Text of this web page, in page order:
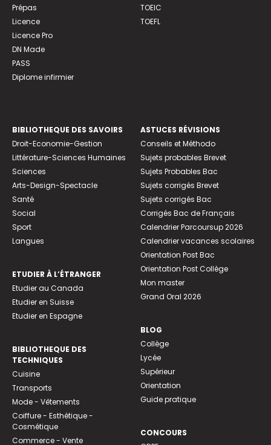
Prépas
Licence
Licence Pro
DN Made
PASS
Diplome infirmier
TOEIC
TOEFL
BIBLIOTHEQUE DES SAVOIRS
Droit-Economie-Gestion
Littérature-Sciences Humaines
Sciences
Arts-Design-Spectacle
Santé
Social
Sport
Langues
ETUDIER À L’ÉTRANGER
Etudier au Canada
Etudier en Suisse
Etudier en Espagne
BIBLIOTHEQUE DES
TECHNIQUES
Cuisine
Transports
Mode - Vêtements
Coiffure - Esthétique -
Cosmétique
Commerce - Vente
ASTUCES RÉVISIONS
Conseils et Méthodo
Sujets probables Brevet
Sujets Probables Bac
Sujets corrigés Brevet
Sujets corrigés Bac
Corrigés Bac de Français
Calendrier Parcoursup 2026
Calendrier vacances scolaires
Orientation Post Bac
Orientation Post Collège
Mon master
Grand Oral 2026
BLOG
Collège
Lycée
Supérieur
Orientation
Guide pratique
CONCOURS